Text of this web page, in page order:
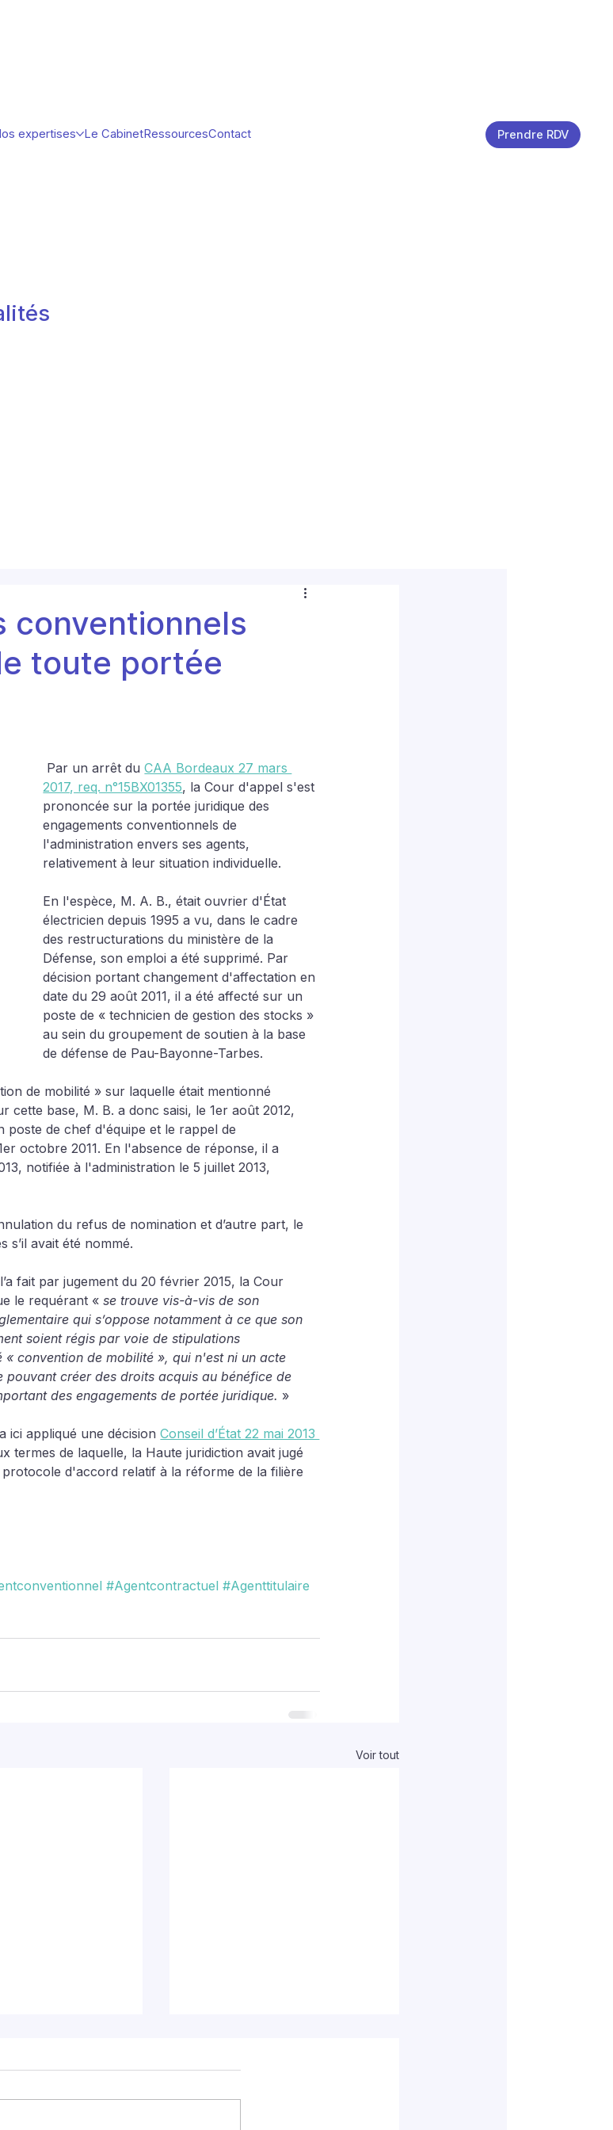
expertises Le CabinetRessourcesContact Prendre RDV
conventionnels
toute portée
Par un arrêt du CAA Bordeaux 27 mars
2017, req. n°15BX01355, la Cour d'appel s'est
prononcée sur la portée juridique des
engagements conventionnels de
l'administration envers ses agents,
relativement à leur situation individuelle.
En l'espèce, M. A. B., était ouvrier d'État
électricien depuis 1995 a vu, dans le cadre
des restructurations du ministère de la
Défense, son emploi a été supprimé. Par
décision portant changement d'affectation en
date du 29 août 2011, il a été affecté sur un
poste de « technicien de gestion des stocks »
au sein du groupement de soutien à la base
de défense de Pau-Bayonne-Tarbes.
de mobilité » sur laquelle était mentionné
base, M. B. a donc saisi, le 1er août 2012,
de chef d'équipe et le rappel de
octobre 2011. En l'absence de réponse, il a
notifiée à l'administration le 5 juillet 2013,
du refus de nomination et d’autre part, le
s’il avait été nommé.
fait par jugement du 20 février 2015, la Cour
le requérant « se trouve vis-à-vis de son
qui s’oppose notamment à ce que son
soient régis par voie de stipulations
convention de mobilité », qui n'est ni un acte
créer des droits acquis au bénéfice de
des engagements de portée juridique. »
ici appliqué une décision Conseil d’État 22 mai 2013
termes de laquelle, la Haute juridiction avait jugé
d'accord relatif à la réforme de la filière
#Agentcontractuel #Agenttitulaire
Voir tout